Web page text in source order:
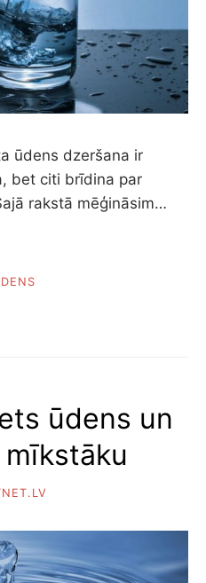
ūdens dzeršana ir
bet citi brīdina par
rakstā mēģināsim…
ūdens un